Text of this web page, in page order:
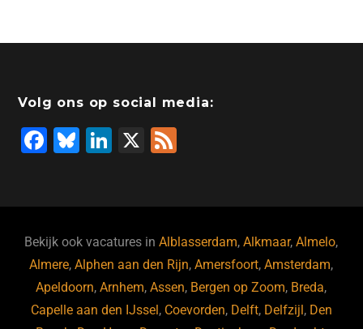
Volg ons op social media:
F
b
o
o
k
Bl
ky
Li
dI
n
X
Bekijk ook vacatures inAlblasserdam,Alkmaar,Almelo,
Almere,Alphen aan den Rijn,Amersfoort,Amsterdam,
Apeldoorn,Arnhem,Assen, Bergen op Zoom, Breda,
Capelle aan den IJssel, Coevorden, Delft, Delfzijl, Den